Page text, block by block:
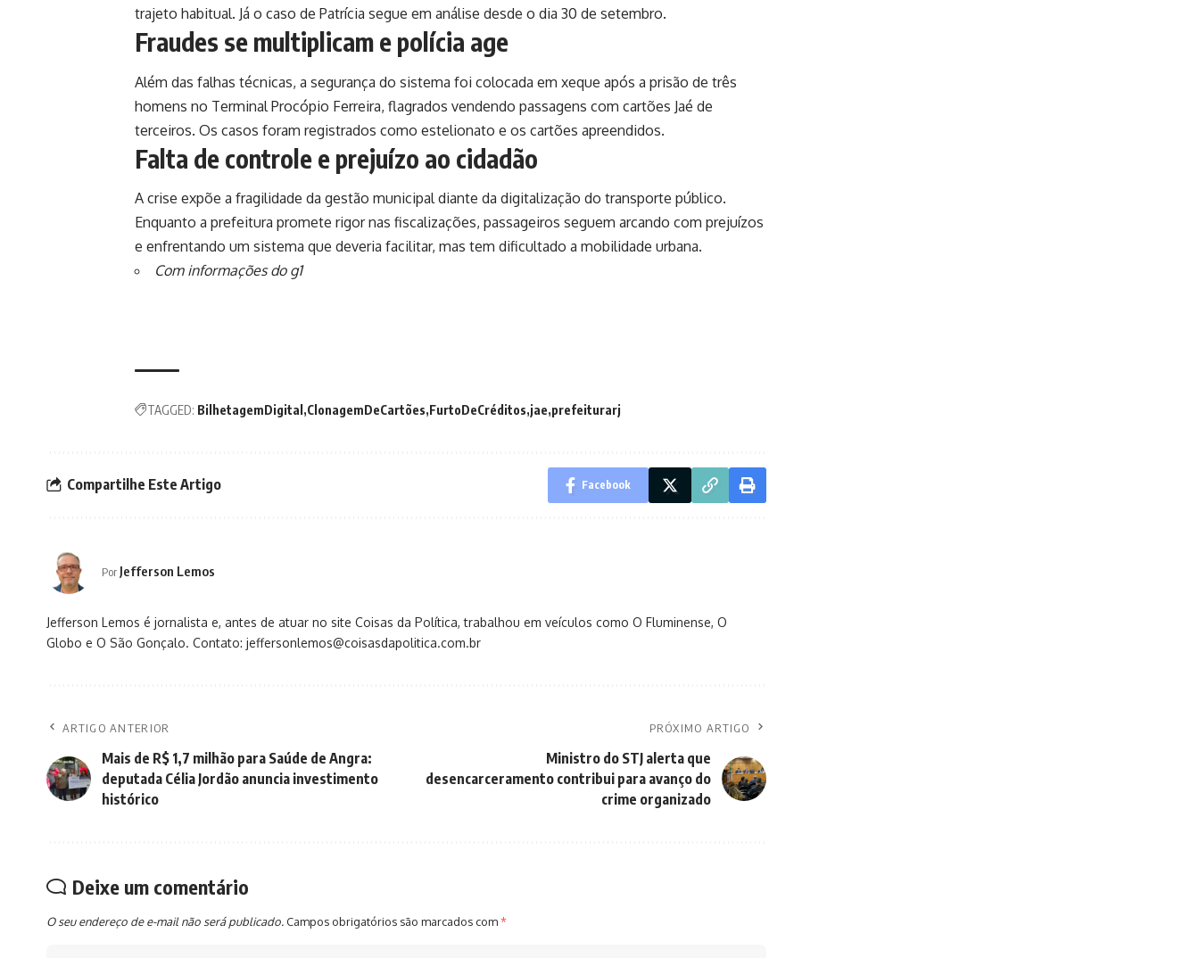
trajeto habitual. Já o caso de Patrícia segue em análise desde o dia 30 de setembro.
Fraudes se multiplicam e polícia age
Além das falhas técnicas, a segurança do sistema foi colocada em xeque após a prisão de três
homens no Terminal Procópio Ferreira, flagrados vendendo passagens com cartões Jaé de
terceiros. Os casos foram registrados como estelionato e os cartões apreendidos.
Falta de controle e prejuízo ao cidadão
A crise expõe a fragilidade da gestão municipal diante da digitalização do transporte público.
Enquanto a prefeitura promete rigor nas fiscalizações, passageiros seguem arcando com prejuízos
e enfrentando um sistema que deveria facilitar, mas tem dificultado a mobilidade urbana.
Com informações do g1
TAGGED: BilhetagemDigital ClonagemDeCartões FurtoDeCréditos jae prefeiturarj
Compartilhe Este Artigo Facebook
Por Jefferson Lemos
Jefferson Lemos é jornalista e, antes de atuar no site Coisas da Política, trabalhou em veículos como O Fluminense, O
Globo e O São Gonçalo. Contato: jeffersonlemos@coisasdapolitica.com.br
ARTIGO ANTERIOR
Mais de R$ 1,7 milhão para Saúde de Angra:
deputada Célia Jordão anuncia investimento
histórico
PRÓXIMO ARTIGO
Ministro do STJ alerta que
desencarceramento contribui para avanço do
crime organizado
Deixe um comentário
O seu endereço de e-mail não será publicado. Campos obrigatórios são marcados com*